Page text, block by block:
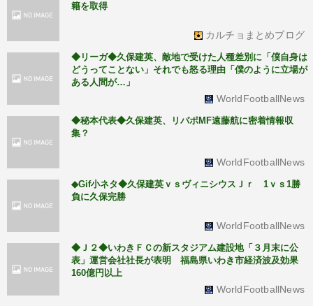
籍を取得
カルチョまとめブログ
◆リーガ◆久保建英、敵地で受けた人種差別に「僕自身は
どうってことない」それでも怒る理由「僕のように立場が
ある人間が…」
WorldFootballNews
◆秘本代表◆久保建英、リバポMF遠藤航に密着情報収
集？
WorldFootballNews
◆Gif小ネタ◆久保建英ｖｓヴィニシウスＪｒ 1ｖｓ1勝
負に久保完勝
WorldFootballNews
◆Ｊ２◆いわきＦＣの新スタジアム建設地「３月末に公
表」運営会社社長が表明 福島県いわき市経済波及効果
160億円以上
WorldFootballNews